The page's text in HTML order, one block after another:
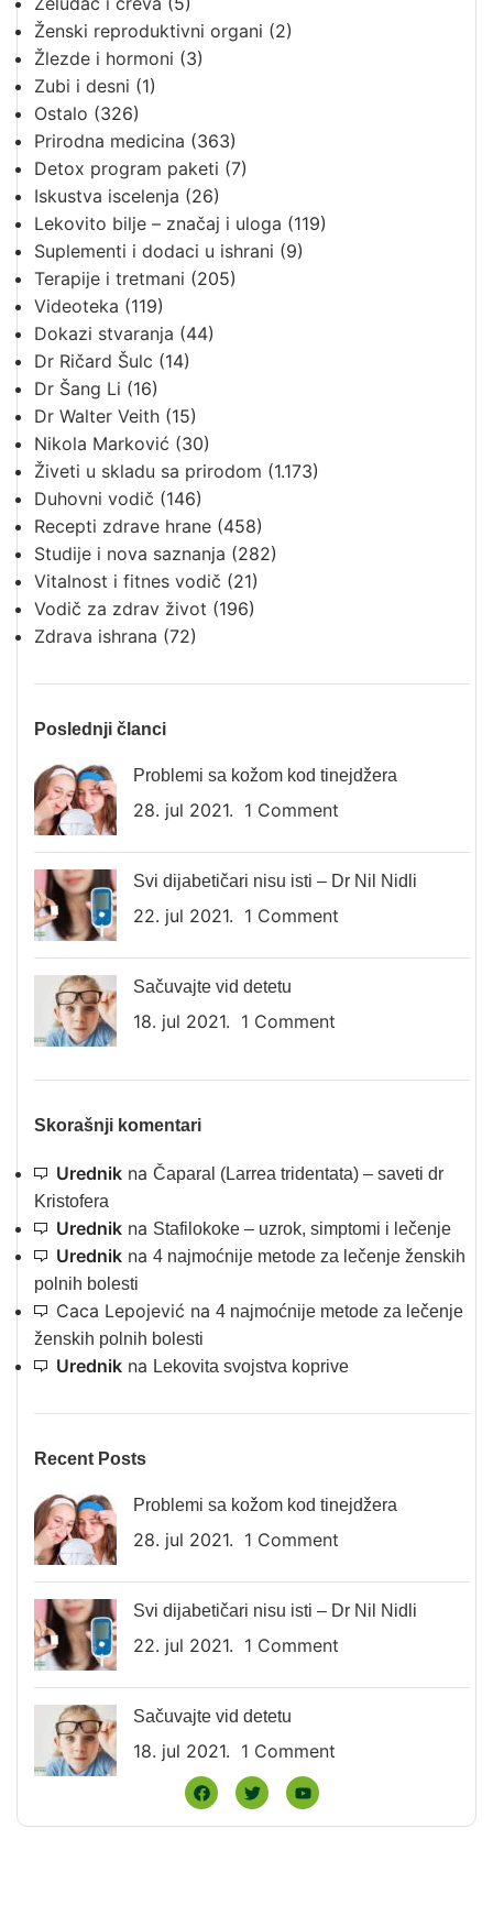
Ženski reproduktivni organi (2)
Žlezde i hormoni (3)
Zubi i desni (1)
Ostalo (326)
Prirodna medicina (363)
Detox program paketi (7)
Iskustva iscelenja (26)
Lekovito bilje – značaj i uloga (119)
Suplementi i dodaci u ishrani (9)
Terapije i tretmani (205)
Videoteka (119)
Dokazi stvaranja (44)
Dr Ričard Šulc (14)
Dr Šang Li (16)
Dr Walter Veith (15)
Nikola Marković (30)
Živeti u skladu sa prirodom (1.173)
Duhovni vodič (146)
Recepti zdrave hrane (458)
Studije i nova saznanja (282)
Vitalnost i fitnes vodič (21)
Vodič za zdrav život (196)
Zdrava ishrana (72)
Poslednji članci
Problemi sa kožom kod tinejdžera
28. jul 2021. 1 Comment
Svi dijabetičari nisu isti – Dr Nil Nidli
22. jul 2021. 1 Comment
Sačuvajte vid detetu
18. jul 2021. 1 Comment
Skorašnji komentari
Urednik na Čaparal (Larrea tridentata) – saveti dr
Kristofera
Urednik na Stafilokoke – uzrok, simptomi i lečenje
Urednik na 4 najmoćnije metode za lečenje ženskih
polnih bolesti
Caca Lepojević na 4 najmoćnije metode za lečenje
ženskih polnih bolesti
Urednik na Lekovita svojstva koprive
Recent Posts
Problemi sa kožom kod tinejdžera
28. jul 2021. 1 Comment
Svi dijabetičari nisu isti – Dr Nil Nidli
22. jul 2021. 1 Comment
Sačuvajte vid detetu
18. jul 2021. 1 Comment